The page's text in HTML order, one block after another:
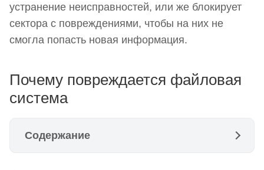
устранение неисправностей, или же блокирует
сектора с повреждениями, чтобы на них не
смогла попасть новая информация.
Почему повреждается файловая
система
Содержание